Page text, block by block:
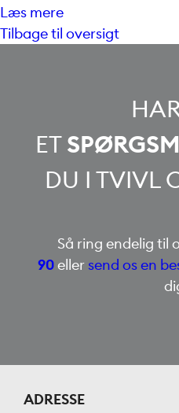
Læs mere
Tilbage til oversigt
ET
DU I TVIVL
Så ring endelig til
90eller send os en
ADRESSE